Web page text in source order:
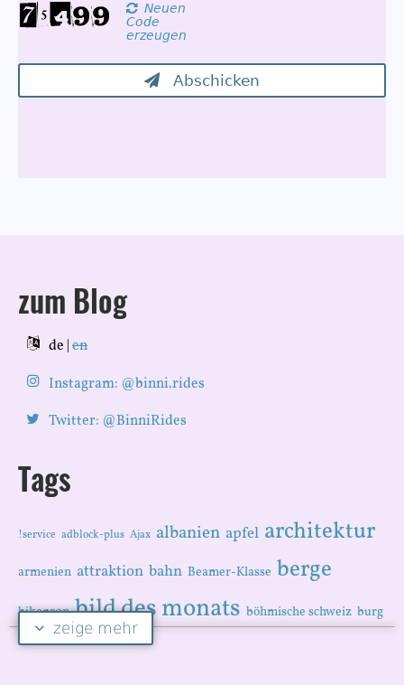
Neuen
Code
erzeugen
Abschicken
zum Blog
de | en
Instagram: @binni.rides
Twitter: @BinniRides
Tags
!service adblock-plus Ajax albanien apfel architektur
armenien attraktion bahn Beamer-Klasse berge
bikepr0n bild des monats böhmische schweiz burg
camping canyon ccc chemie
zeige mehr